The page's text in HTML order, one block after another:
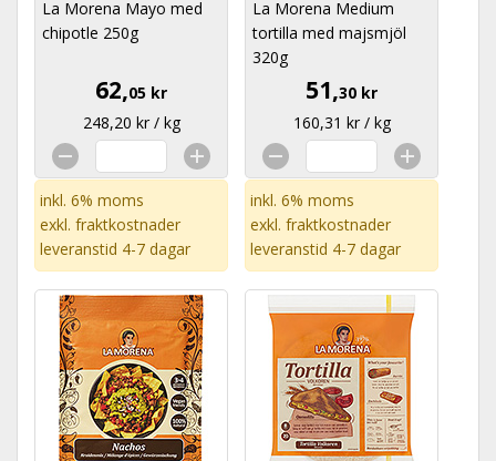
La Morena Mayo med
chipotle 250g
62,05 kr
248,20 kr / kg
inkl. 6% moms
exkl. fraktkostnader
leveranstid 4-7 dagar
La Morena Medium
tortilla med majsmjöl
320g
51,30 kr
160,31 kr / kg
inkl. 6% moms
exkl. fraktkostnader
leveranstid 4-7 dagar